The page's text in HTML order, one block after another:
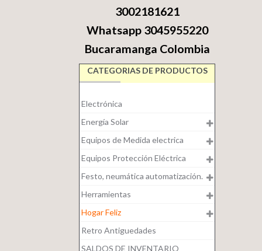
3002181621
Whatsapp 3045955220
Bucaramanga Colombia
CATEGORIAS DE PRODUCTOS
Electrónica
Energía Solar
Equipos de Medida electrica
Equipos Protección Eléctrica
Festo, neumática automatización.
Herramientas
Hogar Feliz
Retro Antiguedades
SALDOS DE INVENTARIO